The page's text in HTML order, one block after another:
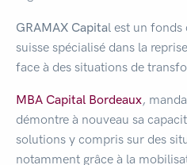
GRAMAX Capital est un fonds
suisse spécialisé dans la
face à des situations de
MBA Capital Bordeaux,
démontre à nouveau sa
solutions y compris sur des
notamment grâce à la